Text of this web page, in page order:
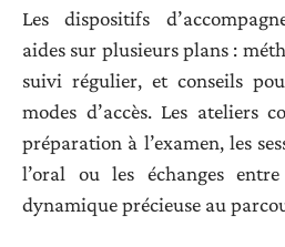
Les dispositifs
aides sur plusieurs plans :
suivi régulier, et conseils
modes d’accès. Les ateliers
préparation à l’examen, les
l’oral ou les échanges
dynamique précieuse au